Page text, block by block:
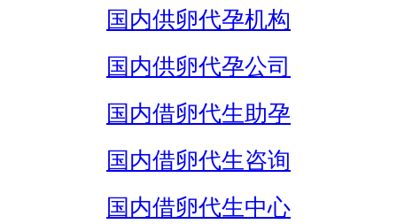
国内供卵代孕机构
国内供卵代孕公司
国内借卵代生助孕
国内借卵代生咨询
国内借卵代生中心